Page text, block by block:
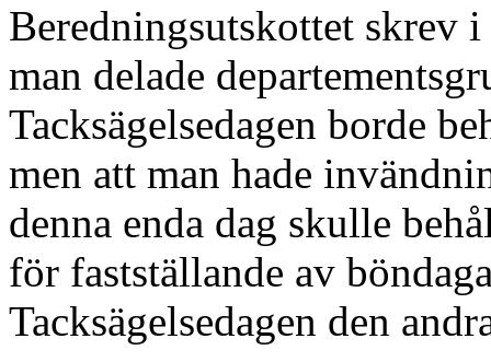
Beredningsutskottet skrev
man delade
Tacksägelsedagen borde
men att man hade
denna enda dag skulle
för fastställande av
Tacksägelsedagen den